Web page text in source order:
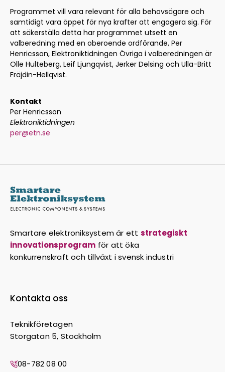
Programmet vill vara relevant för alla behovsägare och
samtidigt vara öppet för nya krafter att engagera sig. För
att säkerställa detta har programmet utsett en
valberedning med en oberoende ordförande, Per
Henricsson, Elektroniktidningen Övriga i valberedningen är
Olle Hulteberg, Leif Ljungqvist, Jerker Delsing och Ulla-Britt
Fräjdin-Hellqvist.
Kontakt
Per Henricsson
Elektroniktidningen
per@etn.se
Smartare elektroniksystem är ett strategiskt
innovationsprogram för att öka
konkurrenskraft och tillväxt i svensk industri
Kontakta oss
Teknikföretagen
Storgatan 5, Stockholm
08-782 08 00